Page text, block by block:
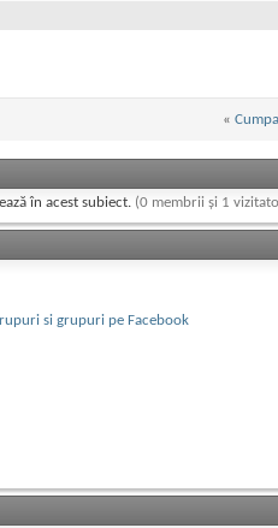
«
în acest subiect. (0 membrii și 1
si grupuri pe Facebook